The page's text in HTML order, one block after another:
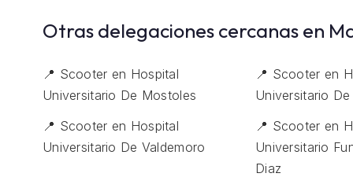
Otras delegaciones cercanas en
📍 Scooter en Hospital
Universitario De Mostoles
📍 Scooter en
Universitario
📍 Scooter en Hospital
Universitario De Valdemoro
📍 Scooter en
Universitario
Diaz